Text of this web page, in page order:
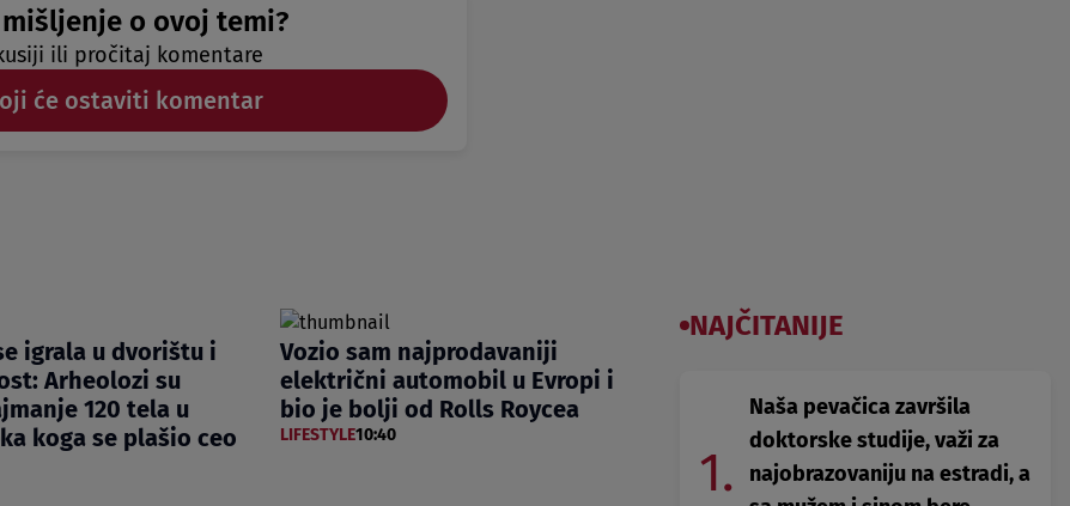
o ovoj temi?
ili pročitaj komentare
će ostaviti komentar
igrala u dvorištu i
Arheolozi su
120 tela u
koga se plašio ceo
Vozio sam najprodavaniji
električni automobil u Evropi i
bio je bolji od Rolls Roycea
LIFESTYLE10:40
NAJČITANIJE
1.
Naša pevačica završila
doktorske studije, važi za
najobrazovaniju na estradi, a